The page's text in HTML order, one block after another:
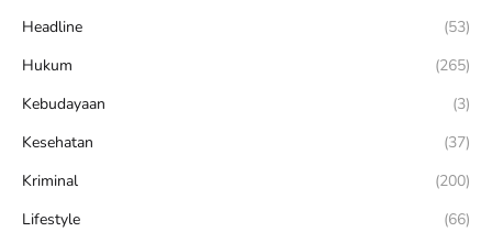
Headline
(53)
Hukum
(265)
Kebudayaan
(3)
Kesehatan
(37)
Kriminal
(200)
Lifestyle
(66)